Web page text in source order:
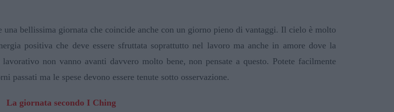
una bellissima giornata che coincide anche con un giorno pieno di vantaggi. Il cielo è molto
positiva che deve essere sfruttata soprattutto nel lavoro ma anche in amore dove la
non vanno avanti davvero molto bene, non pensate a questo. Potete facilmente
passati ma le spese devono essere tenute sotto osservazione.
La giornata secondo I Ching